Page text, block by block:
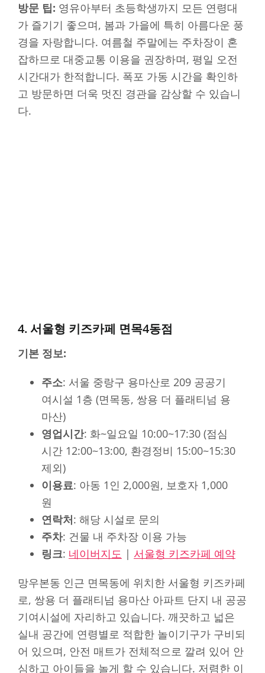
방문 팁: 영유아부터 초등학생까지 모든 연령대
가 즐기기 좋으며, 봄과 가을에 특히 아름다운 풍
경을 자랑합니다. 여름철 주말에는 주차장이 혼
잡하므로 대중교통 이용을 권장하며, 평일 오전
시간대가 한적합니다. 폭포 가동 시간을 확인하
고 방문하면 더욱 멋진 경관을 감상할 수 있습니
다.
4. 서울형 키즈카페 면목4동점
기본 정보:
주소: 서울 중랑구 용마산로 209 공공기
여시설 1층 (면목동, 쌍용 더 플래티넘 용
마산)
영업시간: 화~일요일 10:00~17:30 (점심
시간 12:00~13:00, 환경정비 15:00~15:30
제외)
이용료: 아동 1인 2,000원, 보호자 1,000
원
연락처: 해당 시설로 문의
주차: 건물 내 주차장 이용 가능
링크: 네이버지도 | 서울형 키즈카페 예약
망우본동 인근 면목동에 위치한 서울형 키즈카페
로, 쌍용 더 플래티넘 용마산 아파트 단지 내 공공
기여시설에 자리하고 있습니다. 깨끗하고 넓은
실내 공간에 연령별로 적합한 놀이기구가 구비되
어 있으며, 안전 매트가 전체적으로 깔려 있어 안
심하고 아이들을 놀게 할 수 있습니다. 저렴한 이